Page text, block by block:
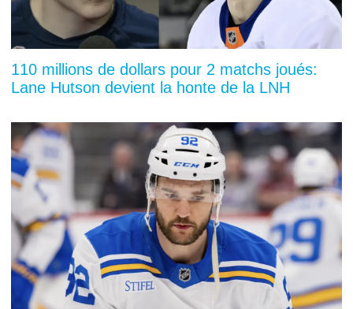
110 millions de dollars pour 2 matchs joués:
Lane Hutson devient la honte de la LNH